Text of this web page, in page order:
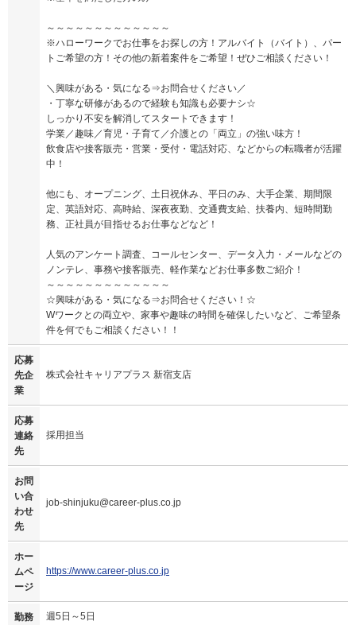
～～～～～～～～～～～～～
※ハローワークでお仕事をお探しの方！アルバイト（バイト）、パー
トご希望の方！その他の新着案件をご希望！ぜひご相談ください！
＼興味がある・気になる⇒お問合せください／
・丁寧な研修があるので経験も知識も必要ナシ☆
しっかり不安を解消してスタートできます！
学業／趣味／育児・子育て／介護との「両立」の強い味方！
飲食店や接客販売・営業・受付・電話対応、などからの転職者が活躍
中！
他にも、オープニング、土日祝休み、平日のみ、大手企業、期間限
定、英語対応、高時給、深夜夜勤、交通費支給、扶養内、短時間勤
務、正社員が目指せるお仕事などなど！
人気のアンケート調査、コールセンター、データ入力・メールなどの
ノンテレ、事務や接客販売、軽作業などお仕事多数ご紹介！
～～～～～～～～～～～～～
☆興味がある・気になる⇒お問合せください！☆
Wワークとの両立や、家事や趣味の時間を確保したいなど、ご希望条
件を何でもご相談ください！！
応募
先企
業
株式会社キャリアプラス 新宿支店
応募
連絡
先
採用担当
お問
い合
わせ
先
job-shinjuku@career-plus.co.jp
ホー
ムペ
ージ
https://www.career-plus.co.jp
勤務
週5日～5日